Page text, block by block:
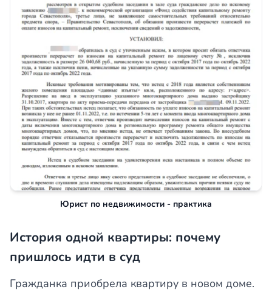
Юрист по недвижимости - практика
История одной квартиры: почему
пришлось идти в суд
Гражданка приобрела квартиру в новом доме.